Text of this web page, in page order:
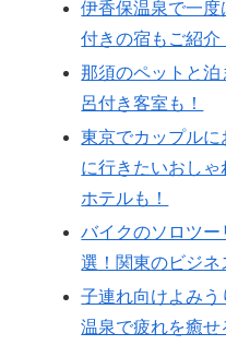
伊香保温泉で一
付きの宿もご紹介
那須のペットと
呂付き客室も！
東京でカップルに
に行きたいおし
ホテルも！
バイクのソロツ
選！関東のビジネ
子連れ向けよみう
温泉で疲れを癒せ